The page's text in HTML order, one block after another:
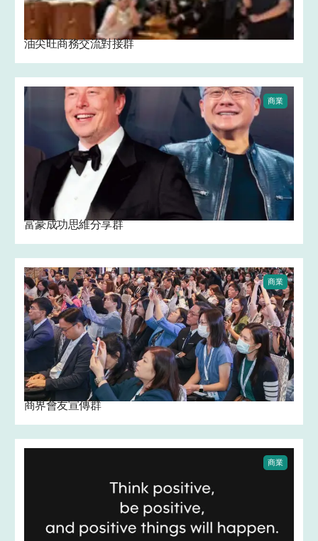
油尖旺商務交流對接群
商業
富豪成功思維分享群
商業
商界會友宣傳群
商業